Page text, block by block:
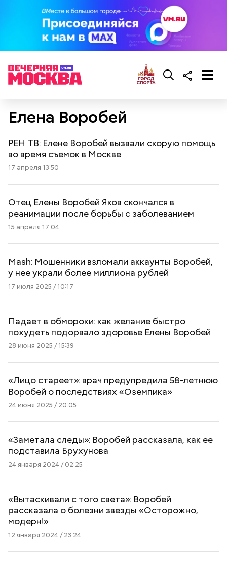
Елена Воробей
РЕН ТВ: Елене Воробей вызвали скорую помощь
во время съемок в Москве
17 апреля 13:50
Отец Елены Воробей Яков скончался в
реанимации после борьбы с заболеванием
15 апреля 17:04
Mash: Мошенники взломали аккаунты Воробей,
у нее украли более миллиона рублей
17 июля 2025 / 10:17
Падает в обмороки: как желание быстро
похудеть подорвало здоровье Елены Воробей
28 июня 2025 / 15:39
«Лицо стареет»: врач предупредила 58-летнюю
Воробей о последствиях «Оземпика»
24 июня 2025 / 20:05
«Заметала следы»: Воробей рассказала, как ее
подставила Брухунова
24 января 2024 / 02:25
«Вытаскивали с того света»: Воробей
рассказала о болезни звезды «Осторожно,
модерн!»
12 января 2024 / 23:24